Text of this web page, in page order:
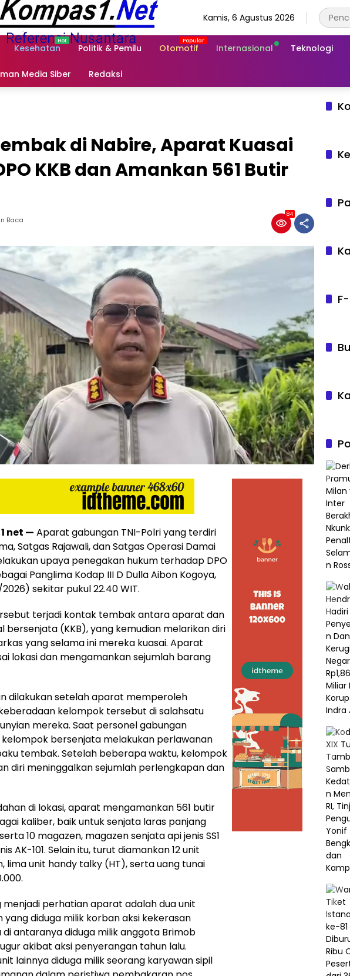
Kamis, 6 Agustus 2026
Kesehatan Politik & Pemilu Otomotif Internasional Teknologi
Media Siber Redaksi
di Nabire, Aparat Kuasai
KKB dan Amankan 561 Butir
Baca
84
net — Aparat gabungan TNI-Polri yang terdiri
Satgas Rajawali, dan Satgas Operasi Damai
upaya penegakan hukum terhadap DPO
Panglima Kodap III D Dulla Aibon Kogoya,
sekitar pukul 22.40 WIT.
terjadi kontak tembak antara aparat dan
bersenjata (KKB), yang kemudian melarikan diri
yang selama ini mereka kuasai. Aparat
lokasi dan mengamankan sejumlah barang
dilakukan setelah aparat memperoleh
kelompok tersebut di salahsatu
mereka. Saat personel gabungan
kelompok bersenjata melakukan perlawanan
tembak. Setelah beberapa waktu, kelompok
diri meninggalkan sejumlah perlengkapan dan
di lokasi, aparat mengamankan 561 butir
kaliber, baik untuk senjata laras panjang
10 magazen, magazen senjata api jenis SS1
AK-101. Selain itu, turut diamankan 12 unit
lima unit handy talky (HT), serta uang tunai
menjadi perhatian aparat adalah dua unit
diduga milik korban aksi kekerasan
di antaranya diduga milik anggota Brimob
akibat aksi penyerangan tahun lalu.
lainnya diduga milik seorang karyawan sipil